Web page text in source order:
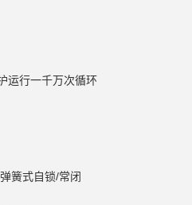
运行一千万次循环
弹簧式自锁/常闭